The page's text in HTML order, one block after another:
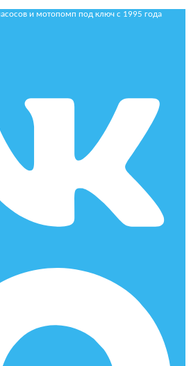
и мотопомп под ключ с 1995 года